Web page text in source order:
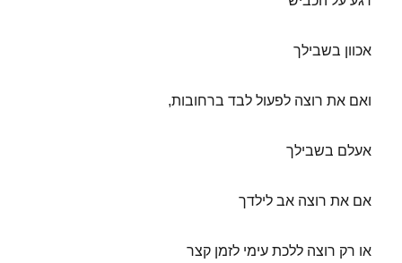
אכוון בשבילך
ואם את רוצה לפעול לבד ברחובות,
אעלם בשבילך
אם את רוצה אב לילדך
או רק רוצה ללכת עימי לזמן קצר